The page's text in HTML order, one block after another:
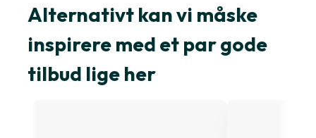
Alternativt kan vi måske
inspirere med et par gode
tilbud lige her